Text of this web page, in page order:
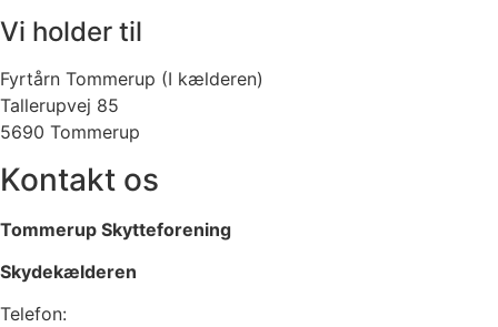
Vi holder til
Fyrtårn Tommerup (I kælderen)
Tallerupvej 85
5690 Tommerup
Kontakt os
Tommerup Skytteforening
Skydekælderen
Telefon: